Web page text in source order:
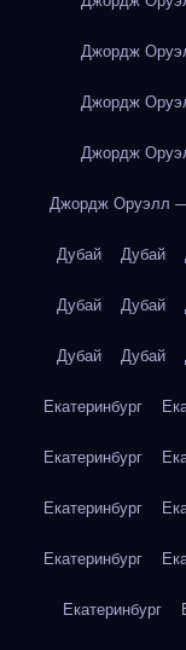
Джордж
Джордж
Джордж
Джордж Оруэлл
Дубай Дубай
Дубай Дубай
Дубай Дубай
Екатеринбург
Екатеринбург
Екатеринбург
Екатеринбург
Екатеринбург